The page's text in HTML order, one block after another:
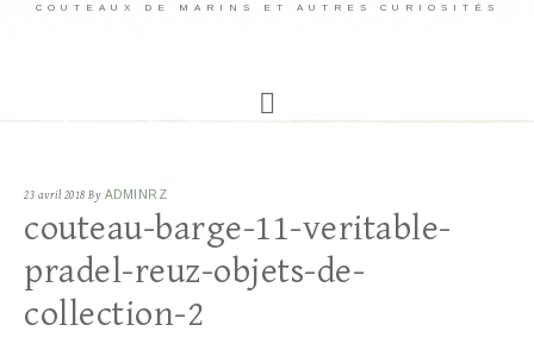
COUTEAUX DE MARINS ET AUTRES CURIOSITÉS
23 avril 2018 By ADMINRZ
couteau-barge-11-veritable-
pradel-reuz-objets-de-
collection-2